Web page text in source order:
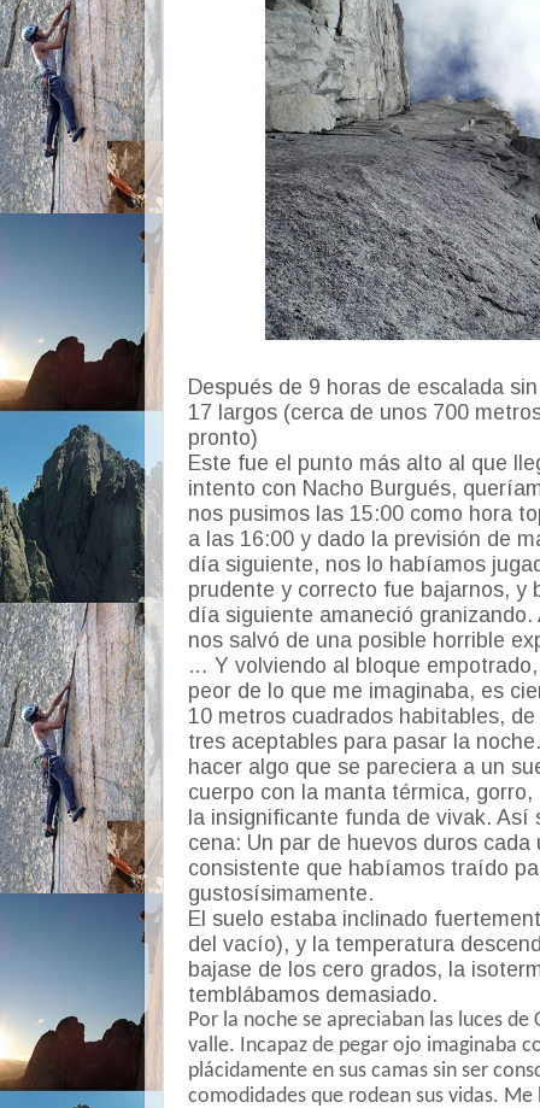
Después de 9 horas de escalada
17 largos (cerca de unos 700
pronto)
Este fue el punto más alto al que
intento con Nacho Burgués,
nos pusimos las 15:00 como hora
a las 16:00 y dado la previsión de
día siguiente, nos lo habíamos
prudente y correcto fue bajarnos, y
día siguiente amaneció
nos salvó de una posible horrible
… Y volviendo al bloque
peor de lo que me imaginaba, es
10 metros cuadrados habitables,
tres aceptables para pasar la
hacer algo que se pareciera a un
cuerpo con la manta térmica,
la insignificante funda de vivak. Así
cena: Un par de huevos duros
consistente que habíamos traído
gustosísimamente.
El suelo estaba inclinado
del vacío), y la temperatura
bajase de los cero grados, la
temblábamos demasiado.
Por la noche se apreciaban las luces
valle. Incapaz de pegar ojo imaginaba
plácidamente en sus camas sin ser
comodidades que rodean sus vidas.